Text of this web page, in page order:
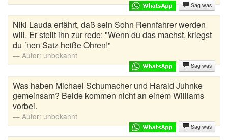
Sag was
Niki Lauda erfährt, daß sein Sohn Rennfahrer werden
will. Er stellt ihn zur rede: "Wenn du das machst, kriegst
du ´nen Satz heiße Ohren!"
Autor: unbekannt
Sag was
Was haben Michael Schumacher und Harald Juhnke
gemeinsam? Beide kommen nicht an einem Williams
vorbei.
Autor: unbekannt
Sag was